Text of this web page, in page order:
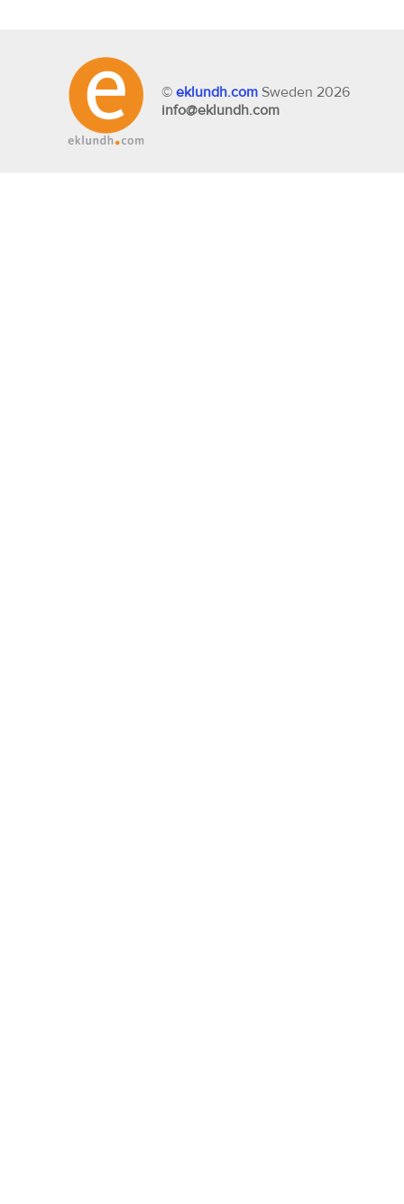
© eklundh.com Sweden 2026
info@eklundh.com